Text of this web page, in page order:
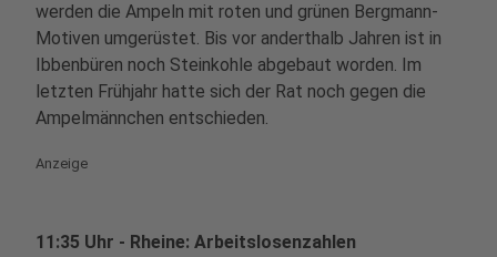
werden die Ampeln mit roten und grünen Bergmann-
Motiven umgerüstet. Bis vor anderthalb Jahren ist in
Ibbenbüren noch Steinkohle abgebaut worden. Im
letzten Frühjahr hatte sich der Rat noch gegen die
Ampelmännchen entschieden.
Anzeige
11:35 Uhr - Rheine: Arbeitslosenzahlen